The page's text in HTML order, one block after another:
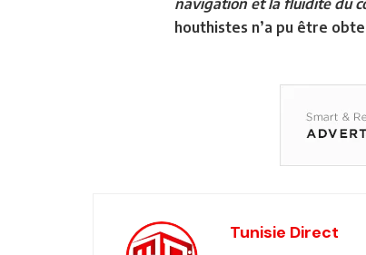
houthistes n’a pu être
Tunisie Direct